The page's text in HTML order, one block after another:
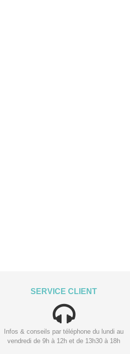
SERVICE CLIENT
Infos & conseils par téléphone du lundi au
vendredi de 9h à 12h et de 13h30 à 18h